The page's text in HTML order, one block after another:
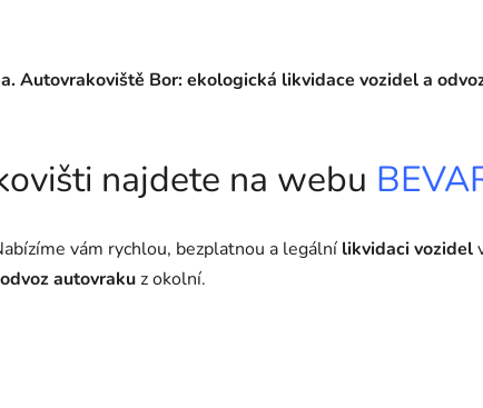
Autovrakoviště Bor: ekologická likvidace vozidel a
najdete na webu
vám rychlou, bezplatnou a legální likvidaci vozidel
autovrakuz okolní.